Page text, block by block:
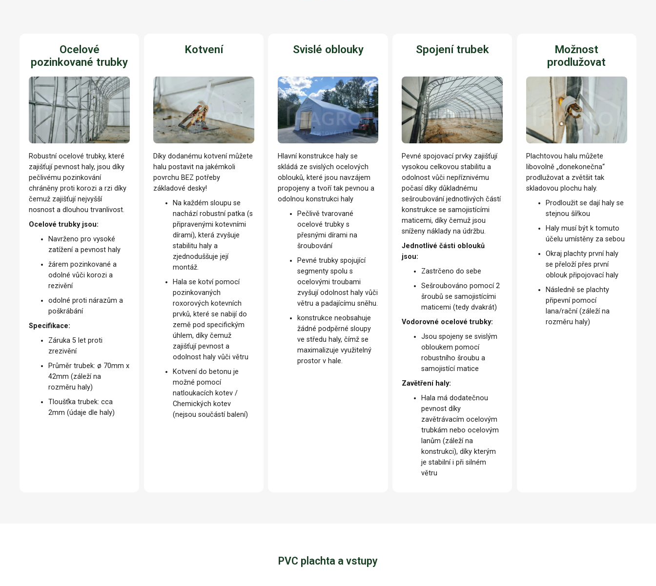
Ocelové
pozinkované trubky
Robustní ocelové trubky, které
zajišťují pevnost haly, jsou díky
pečlivému pozinkování
chráněny proti korozi a rzi díky
čemuž zajišťují nejvyšší
nosnost a dlouhou trvanlivost.
Ocelové trubky jsou:
Navrženo pro vysoké
zatížení a pevnost haly
žárem pozinkované a
odolné vůči korozi a
rezivění
odolné proti nárazům a
poškrábání
Specifikace:
Záruka 5 let proti
zrezivění
Průměr trubek: ø 70mm x
42mm (záleží na
rozměru haly)
Tloušťka trubek: cca
2mm (údaje dle haly)
Kotvení
Díky dodanému kotvení můžete
halu postavit na jakémkoli
povrchu BEZ potřeby
základové desky!
Na každém sloupu se
nachází robustní patka (s
připravenými kotevními
dírami), která zvyšuje
stabilitu haly a
zjednoduššuje její
montáž.
Hala se kotví pomocí
pozinkovaných
roxorových kotevních
prvků, které se nabijí do
země pod specifickým
úhlem, díky čemuž
zajišťují pevnost a
odolnost haly vůči větru
Kotvení do betonu je
možné pomocí
natloukacích kotev /
Chemických kotev
(nejsou součástí balení)
Svislé oblouky
Hlavní konstrukce haly se
skládá ze svislých ocelových
oblouků, které jsou navzájem
propojeny a tvoří tak pevnou a
odolnou konstrukci haly
Pečlivě tvarované
ocelové trubky s
přesnými dírami na
šroubování
Pevné trubky spojující
segmenty spolu s
ocelovými troubami
zvyšují odolnost haly vůči
větru a padajícímu sněhu.
konstrukce neobsahuje
žádné podpěrné sloupy
ve středu haly, čímž se
maximalizuje využitelný
prostor v hale.
Spojení trubek
Pevné spojovací prvky zajišťují
vysokou celkovou stabilitu a
odolnost vůči nepříznivému
počasí díky důkladnému
sešroubování jednotlivých částí
konstrukce se samojistícími
maticemi, díky čemuž jsou
sníženy náklady na údržbu.
Jednotlivé části oblouků
jsou:
Zastrčeno do sebe
Sešroubováno pomocí 2
šroubů se samojistícími
maticemi (tedy dvakrát)
Vodorovné ocelové trubky:
Jsou spojeny se svislým
obloukem pomocí
robustního šroubu a
samojistící matice
Zavětření haly:
Hala má dodatečnou
pevnost díky
zavětrávacím ocelovým
trubkám nebo ocelovým
lanům (záleží na
konstrukci), díky kterým
je stabilní i při silném
větru
Možnost
prodlužovat
Plachtovou halu můžete
libovolně „donekonečna“
prodlužovat a zvětšit tak
skladovou plochu haly.
Prodloužit se dají haly se
stejnou šířkou
Haly musí být k tomuto
účelu umístěny za sebou
Okraj plachty první haly
se přeloží přes první
oblouk připojovací haly
Následně se plachty
připevní pomocí
lana/rační (záleží na
rozměru haly)
PVC plachta a vstupy